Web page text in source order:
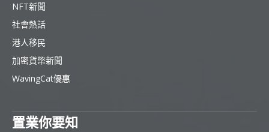
NFT新聞
社會熱話
港人移民
加密貨幣新聞
WavingCat優惠
置業你要知